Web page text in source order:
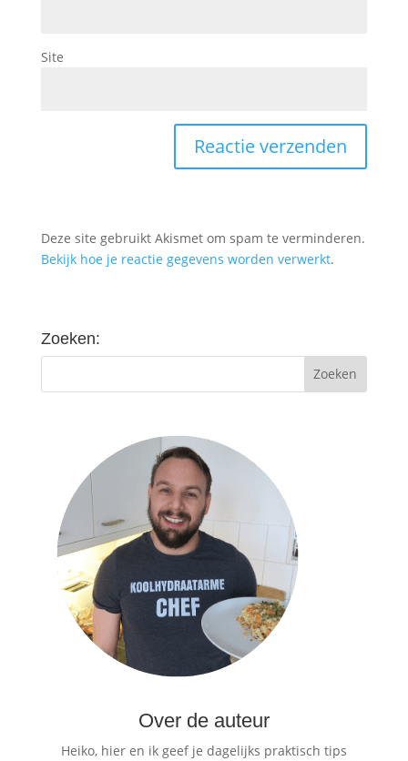
Site
Deze site gebruikt Akismet om spam te verminderen.
Bekijk hoe je reactie gegevens worden verwerkt.
Zoeken:
Over de auteur
Heiko, hier en ik geef je dagelijks praktisch tips